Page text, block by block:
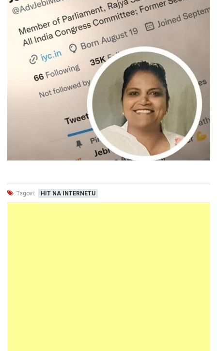
Tagovi: HIT NA INTERNETU